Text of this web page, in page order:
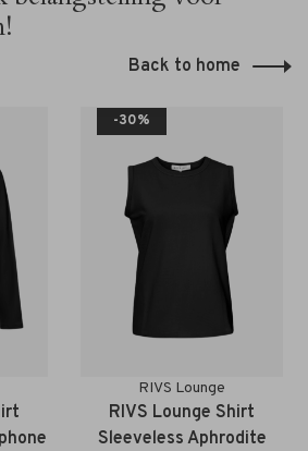
Back to home
-30%
RIVS Lounge
RIVS Lounge Shirt
Sleeveless Aphrodite